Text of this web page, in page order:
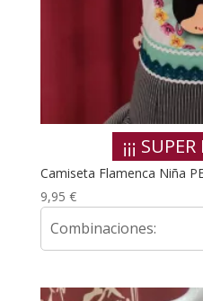
¡¡¡
Camiseta Flamenca Niña
9,95 €
Combinaciones: